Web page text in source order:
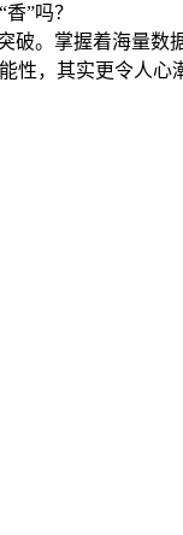
”吗？
。掌握着海量
性，其实更令人心